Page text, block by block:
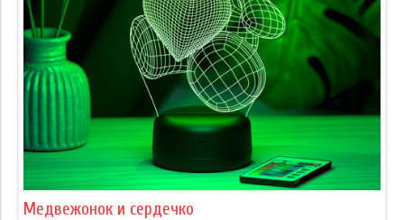
Медвежонок и сердечко